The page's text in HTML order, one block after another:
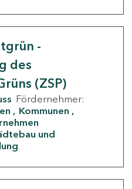
-
des
(ZSP)
Fördernehmer:
Kommunen
und